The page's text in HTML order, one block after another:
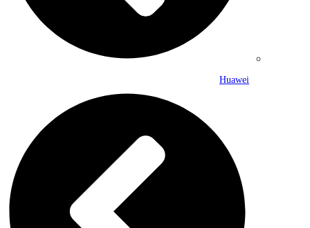
Huawei